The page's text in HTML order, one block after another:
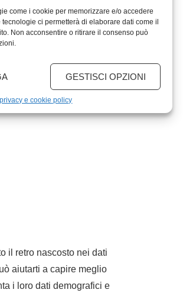
come i cookie per memorizzare e/o accedere
ci permetterà di elaborare dati come il
Non acconsentire o ritirare il consenso può
GESTISCI OPZIONI
e cookie policy
del marketing ricreano,
o clienti.
il retro nascosto nei dati
aiutarti a capire meglio
i loro dati demografici e